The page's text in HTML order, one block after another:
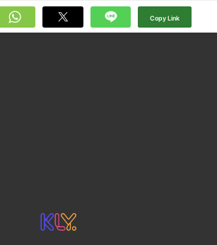
Copy Link